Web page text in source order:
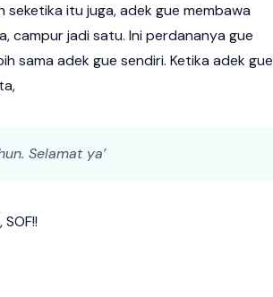
itu juga, adek gue membawa
campur jadi satu. Ini perdananya gue
sama adek gue sendiri. Ketika adek gue
Selamat ya’
SOF!!